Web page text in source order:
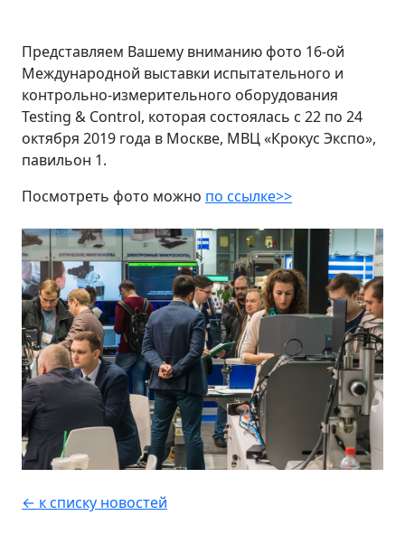
Представляем Вашему вниманию фото 16-ой
Международной выставки испытательного и
контрольно-измерительного оборудования
Testing & Control, которая состоялась с 22 по 24
октября 2019 года в Москве, МВЦ «Крокус Экспо»,
павильон 1.
Посмотреть фото можно по ссылке>>
← к списку новостей